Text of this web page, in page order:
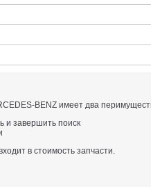
BENZ имеет два
и завершить поиск
в стоимость запчасти.